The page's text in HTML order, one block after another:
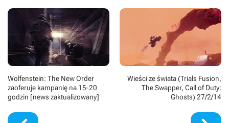
Wolfenstein: The New Order
zaoferuje kampanię na 15-20
godzin [news zaktualizowany]
Wieści ze świata (Trials Fusion,
The Swapper, Call of Duty:
Ghosts) 27/2/14